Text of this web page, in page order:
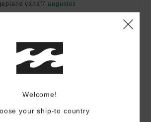
vanaf7 augustus
Kleurcode wcp
Welcome!
your ship-to country